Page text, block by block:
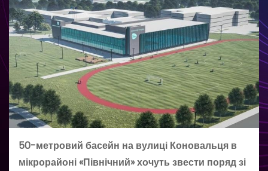
50-метровий басейн на вулиці Коновальця в
мікрорайоні «Північний» хочуть звести поряд зі